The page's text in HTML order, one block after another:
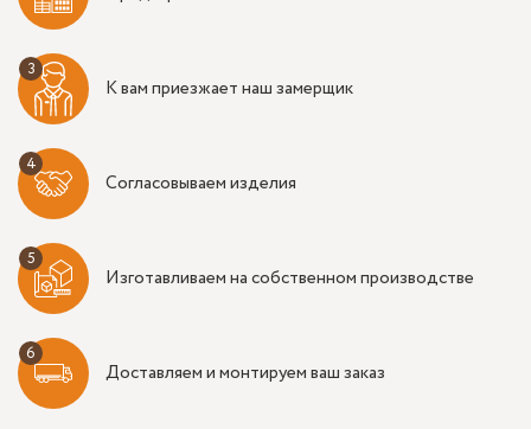
К вам приезжает наш замерщик
Согласовываем изделия
Изготавливаем на собственном производстве
Доставляем и монтируем ваш заказ